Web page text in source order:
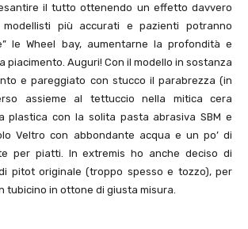
il tutto ottenendo un effetto davvero
più accurati e pazienti potranno
le Wheel bay, aumentarne la profondità e
piacimento. Auguri! Con il modello in sostanza
e pareggiato con stucco il parabrezza (in
assieme al tettuccio nella mitica cera
plastica con la solita pasta abrasiva SBM e
Veltro con abbondante acqua e un po’ di
per piatti. In extremis ho anche deciso di
pitot originale (troppo spesso e tozzo), per
tubicino in ottone di giusta misura.